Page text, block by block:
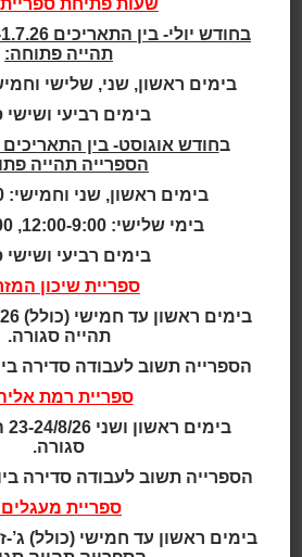
New
Library Discovery Center
אוכלוסייה: שכונת ג'מייקה ברובע
הילדים החדשה", ממוקמים
שטח: 2,045 מ"ר
שעות פתיחת ספריית
תהייה פתוחה:
בימים ראשון, שני, שלישי וחמישי: 18:45-
בימים רביעי ושישי
ב
הספרייה תהייה
בימים ראשון, שני וחמישי: 18:45-14:00
בימי שלישי: 12:00-9:00, 18:45-14:00
בימים רביעי ושישי
ספריית שיכון
תהייה סגורה.
הספרייה תשוב לעבודה סדירה ביום
ספריית רמת
סגורה.
הספרייה תשוב לעבודה סדירה ביום
ספריית